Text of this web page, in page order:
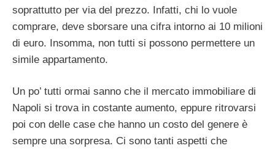
soprattutto per via del prezzo. Infatti, chi lo vuole
comprare, deve sborsare una cifra intorno ai 10 milioni
di euro. Insomma, non tutti si possono permettere un
simile appartamento.
Un po’ tutti ormai sanno che il mercato immobiliare di
Napoli si trova in costante aumento, eppure ritrovarsi
poi con delle case che hanno un costo del genere è
sempre una sorpresa. Ci sono tanti aspetti che